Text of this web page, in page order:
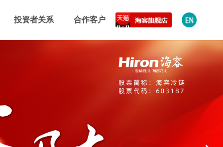
投资者关系 合作客户